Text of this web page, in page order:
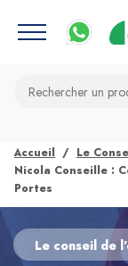
Accueil
Le
Nicola Conseille :
Portes
Le conseil de